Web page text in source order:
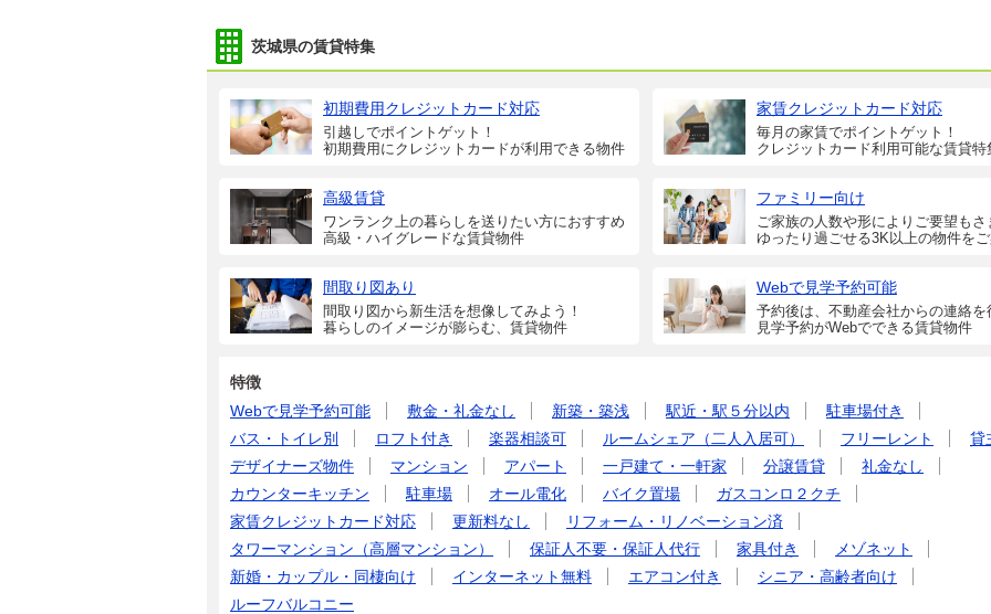
茨城県の賃貸特集
初期費用クレジットカード対応
引越しでポイントゲット！
初期費用にクレジットカードが利用できる物件
家賃クレジットカード対応
毎月の家賃でポイントゲット！
クレジットカード利用可能な賃貸特
高級賃貸
ワンランク上の暮らしを送りたい方におすすめ
高級・ハイグレードな賃貸物件
ファミリー向け
ご家族の人数や形によりご要望もさ
ゆったり過ごせる3K以上の物件をご
間取り図あり
間取り図から新生活を想像してみよう！
暮らしのイメージが膨らむ、賃貸物件
Webで見学予約可能
予約後は、不動産会社からの連絡を
見学予約がWebでできる賃貸物件
特徴
Webで見学予約可能
敷金・礼金なし 新築・築浅 駅近・駅５分以内
駐車場付き
バス・トイレ別
ロフト付き 楽器相談可 ルームシェア（二人入居可） フリーレント
貸
デザイナーズ物件
マンション アパート 一戸建て・一軒家 分譲賃貸
礼金なし
カウンターキッチン
駐車場 オール電化 バイク置場
ガスコンロ２クチ
家賃クレジットカード対応
更新料なし
リフォーム・リノベーション済
タワーマンション（高層マンション）
保証人不要・保証人代行 家具付き
メゾネット
新婚・カップル・同棲向け
インターネット無料 エアコン付き
シニア・高齢者向け
ルーフバルコニー